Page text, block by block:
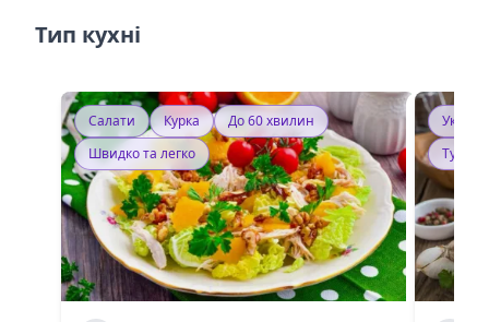
Тип кухні
Салати Курка
До 60 хвилин
Швидко та легко